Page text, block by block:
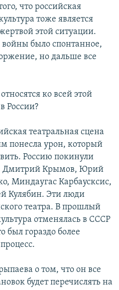
что российская
тоже является
этой ситуации.
было спонтанное,
но дальше все
ко всей этой
России?
театральная сцена
понесла урон, который
Россию покинули
Дмитрий Крымов, Юрий
Миндаугас Карбаусксис,
Кулябин. Эти люди
театра. В прошлый
отменялась в СССР
был гораздо более
о том, что он все
будет перечислять на